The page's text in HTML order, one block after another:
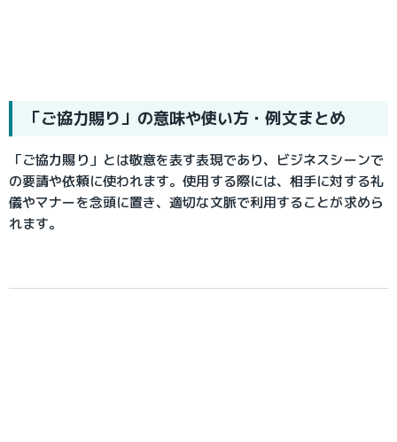
「ご協力賜り」の意味や使い方・例文まとめ
「ご協力賜り」とは敬意を表す表現であり、ビジネスシーンで
の要請や依頼に使われます。使用する際には、相手に対する礼
儀やマナーを念頭に置き、適切な文脈で利用することが求めら
れます。